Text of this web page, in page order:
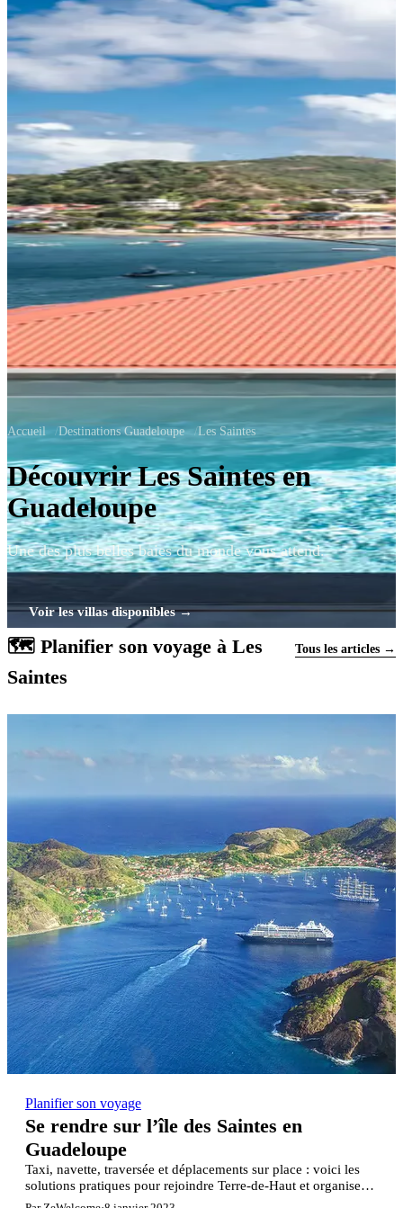
Accueil /Destinations Guadeloupe /Les Saintes
Découvrir Les Saintes en
Guadeloupe
Une des plus belles baies du monde vous attend.
Voir les villas disponibles →
🗺 Planifier son voyage à Les
Saintes
Tous les articles →
Planifier son voyage
Se rendre sur l’île des Saintes en
Guadeloupe
Taxi, navette, traversée et déplacements sur place : voici les
solutions pratiques pour rejoindre Terre-de-Haut et organiser
votre arrivée aux Saintes.